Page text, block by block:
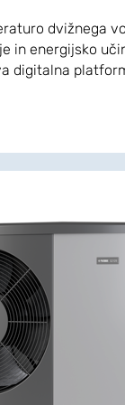
dvižnega
in energijsko
digitalna